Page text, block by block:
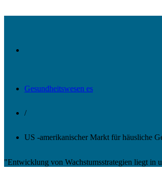
Gesundheitswesen es
/
US -amerikanischer Markt für häusliche
"Entwicklung von Wachstumsstrategien liegt in